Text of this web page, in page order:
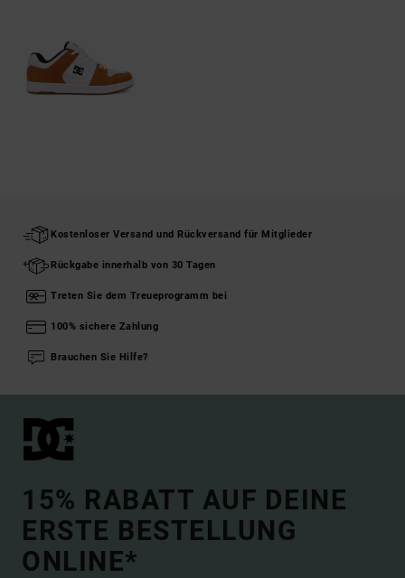
Kostenloser Versand und Rückversand für Mitglieder
Rückgabe innerhalb von 30 Tagen
Treten Sie dem Treueprogramm bei
100% sichere Zahlung
Brauchen Sie Hilfe?
15% RABATT AUF DEINE
ERSTE BESTELLUNG
ONLINE*